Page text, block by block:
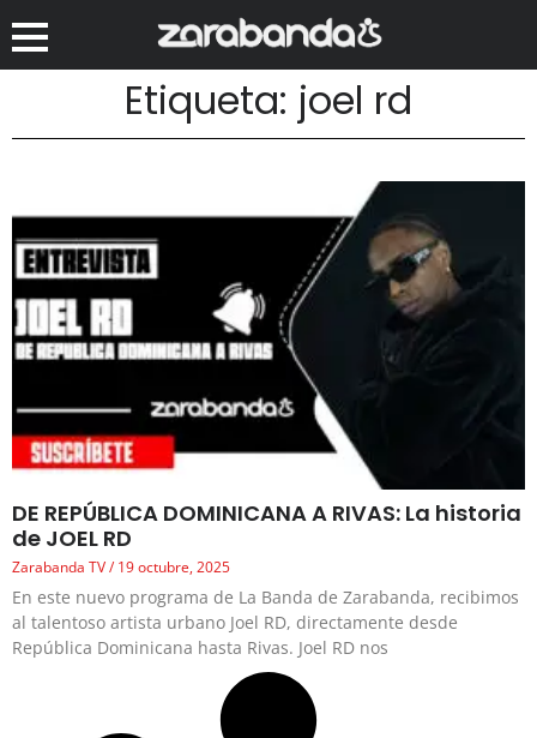
Etiqueta: joel rd
DE REPÚBLICA DOMINICANA A RIVAS: La historia
de JOEL RD
Zarabanda TV 19 octubre, 2025
En este nuevo programa de La Banda de Zarabanda, recibimos
al talentoso artista urbano Joel RD, directamente desde
República Dominicana hasta Rivas. Joel RD nos